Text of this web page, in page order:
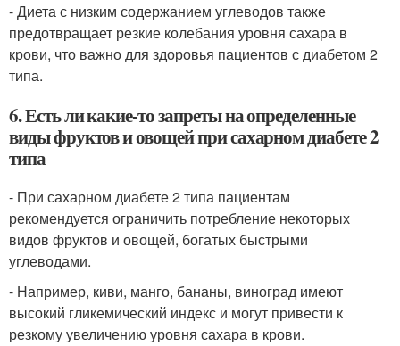
- Диета с низким содержанием углеводов также
предотвращает резкие колебания уровня сахара в
крови, что важно для здоровья пациентов с диабетом 2
типа.
6. Есть ли какие-то запреты на определенные
виды фруктов и овощей при сахарном диабете 2
типа
- При сахарном диабете 2 типа пациентам
рекомендуется ограничить потребление некоторых
видов фруктов и овощей, богатых быстрыми
углеводами.
- Например, киви, манго, бананы, виноград имеют
высокий гликемический индекс и могут привести к
резкому увеличению уровня сахара в крови.